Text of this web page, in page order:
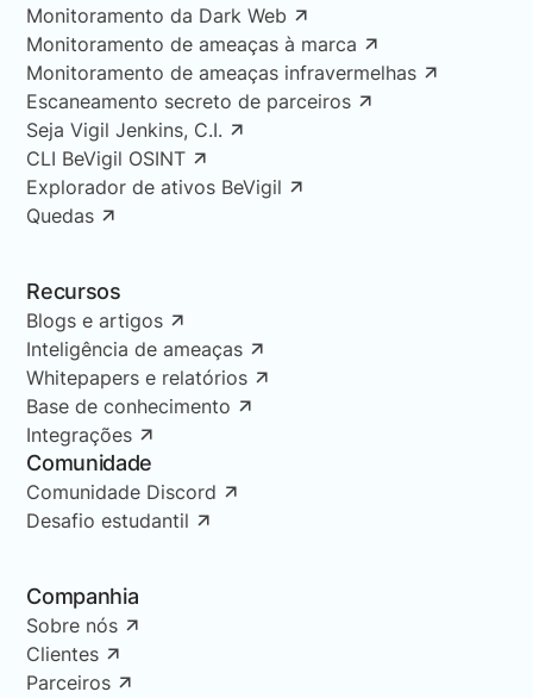
Monitoramento da Dark Web
Monitoramento de ameaças à marca
Monitoramento de ameaças infravermelhas
Escaneamento secreto de parceiros
Seja Vigil Jenkins, C.I.
CLI BeVigil OSINT
Explorador de ativos BeVigil
Quedas
Recursos
Blogs e artigos
Inteligência de ameaças
Whitepapers e relatórios
Base de conhecimento
Integrações
Comunidade
Comunidade Discord
Desafio estudantil
Companhia
Sobre nós
Clientes
Parceiros